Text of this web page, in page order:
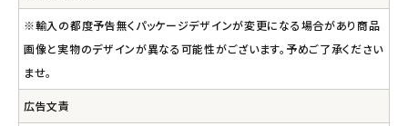
※輸入の都度予告無くパッケージデザインが変更になる場合があり商品
画像と実物のデザインが異なる可能性がございます。予めご了承ください
ませ。
広告文責